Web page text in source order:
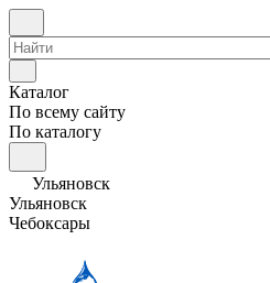
Каталог
По всему сайту
По каталогу
Ульяновск
Ульяновск
Чебоксары